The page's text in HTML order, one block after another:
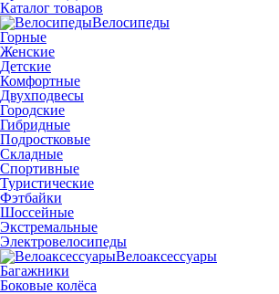
Каталог товаров
Велосипеды
Горные
Женские
Детские
Комфортные
Двухподвесы
Городские
Гибридные
Подростковые
Складные
Спортивные
Туристические
Фэтбайки
Шоссейные
Экстремальные
Электровелосипеды
Велоаксессуары
Багажники
Боковые колёса